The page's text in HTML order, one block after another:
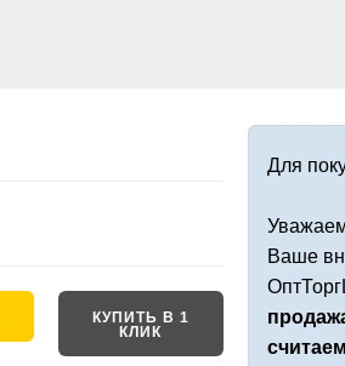
КУПИТЬ В 1
КЛИК
Для
Ваше